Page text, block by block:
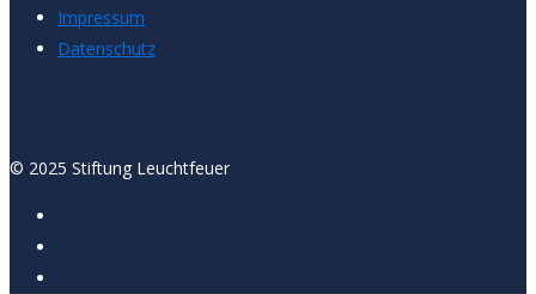
Impressum
Datenschutz
© 2025 Stiftung Leuchtfeuer